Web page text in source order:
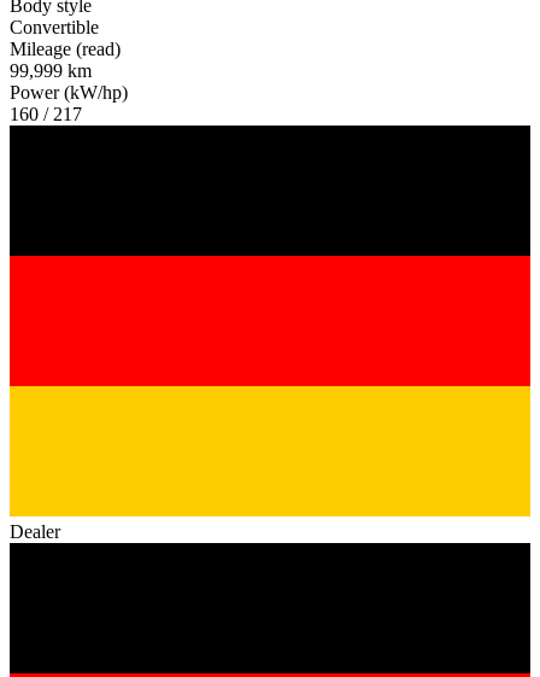
Body style
Convertible
Mileage (read)
99,999 km
Power (kW/hp)
160 / 217
Dealer